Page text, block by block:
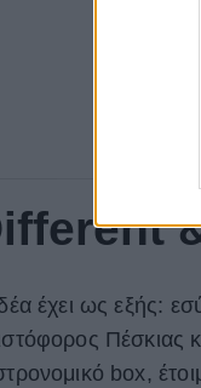
έχει ως εξής:
Πέσκιας
box,